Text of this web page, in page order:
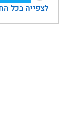
לצפייה בכל